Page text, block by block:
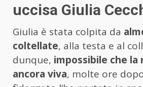
uccisa Giulia
Giulia è stata colpita da
coltellate, alla testa e al
dunque, impossibile che la
ancora viva, molte ore